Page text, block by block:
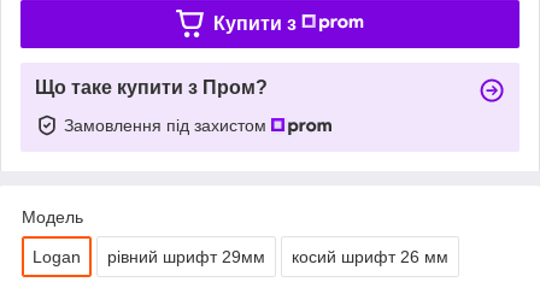
Купити з
Що таке купити з Пром?
Замовлення під захистом
Модель
Logan рівний шрифт 29мм косий шрифт 26 мм